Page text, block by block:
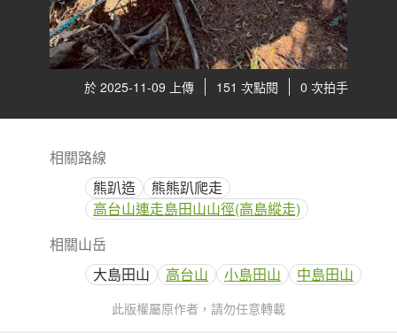
於 2025-11-09 上傳 151 次點閱 0 次拍手
相關路線
熊趴造
熊熊趴爬走
高台山連走島田山山徑(高島縱走)
相關山岳
大島田山
高台山 小島田山 中島田山
此版權屬原作者，請勿任意轉載